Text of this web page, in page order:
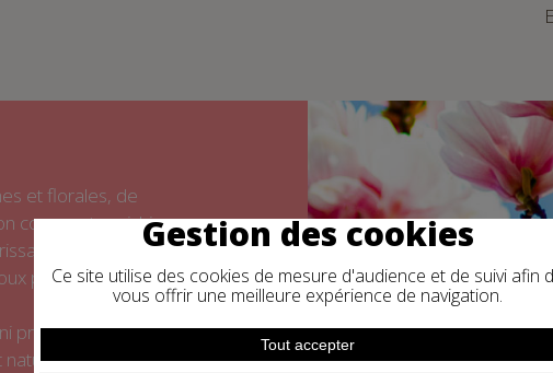
et florales, de
corps est enrichi en
et protectrices.
parfum après
pressés mais coupés
naturel et brut.
Gestion des cookies
Ce site utilise des cookies de mesure d'audience et de suivi afin
vous offrir une meilleure expérience de navigation.
Tout accepter